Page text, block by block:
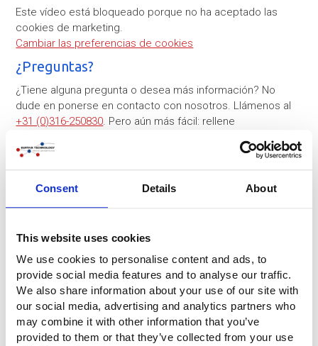
Consent Details About
This website uses cookies
We use cookies to personalise content and ads, to
provide social media features and to analyse our traffic.
We also share information about your use of our site with
our social media, advertising and analytics partners who
may combine it with other information that you’ve
provided to them or that they’ve collected from your use
Este vídeo está bloqueado porque no ha aceptado las
cookies de marketing.
Cambiar las preferencias de cookies
¿Preguntas?
¿Tiene alguna pregunta o desea más información? No
dude en ponerse en contacto con nosotros. Llámenos al
+31 (0)316-250830 . Pero aún más fácil: rellene
pondremos en contacto con usted lo antes posible.
Nombre *
Teléfono*